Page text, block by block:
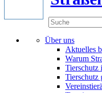
Über uns
Aktuelles
Warum
Tierschutz
Tierschutz